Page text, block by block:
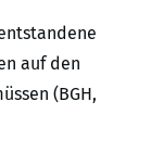
auf den
(BGH,